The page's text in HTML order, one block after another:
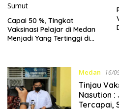
Capai 50 %, Tingkat
Vaksinasi Pelajar di Medan
Menjadi Yang Tertinggi di
Medan 16/
Tinjau
Nasution
Tercapai,